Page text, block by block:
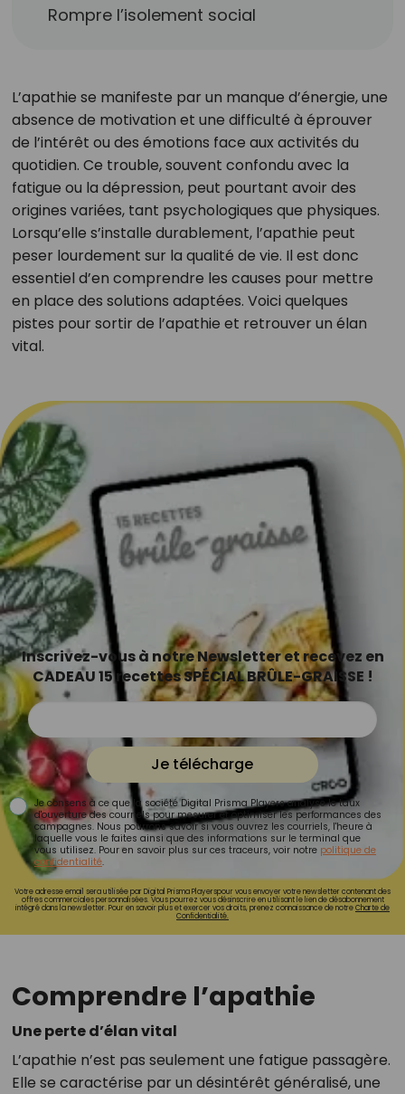
Rompre l’isolement social
L’apathie se manifeste par un manque d’énergie, une
absence de motivation et une difficulté à éprouver
de l’intérêt ou des émotions face aux activités du
quotidien. Ce trouble, souvent confondu avec la
fatigue ou la dépression, peut pourtant avoir des
origines variées, tant psychologiques que physiques.
Lorsqu’elle s’installe durablement, l’apathie peut
peser lourdement sur la qualité de vie. Il est donc
essentiel d’en comprendre les causes pour mettre
en place des solutions adaptées. Voici quelques
pistes pour sortir de l’apathie et retrouver un élan
vital.
Inscrivez-vous à notre Newsletter et recevez en
CADEAU 15 recettes SPÉCIAL BRÛLE-GRAISSE !
Je télécharge
Je consens à ce que la société Digital Prisma Players analyse le taux
d'ouverture des courriels pour mesurer et optimiser les performances des
campagnes. Nous pourrons savoir si vous ouvrez les courriels, l'heure à
laquelle vous le faites ainsi que des informations sur le terminal que
vous utilisez. Pour en savoir plus sur ces traceurs, voir notre politique de
confidentialité.
Votre adresse email sera utilisée par Digital Prisma Playerspour vous envoyer votre newsletter contenant des
offres commerciales personnalisées. Vous pourrez vous désinscrire en utilisant le lien de désabonnement
intégré dans la newsletter. Pour en savoir plus et exercer vos droits, prenez connaissance de notreCharte de
Confidentialité.
Comprendre l’apathie
Une perte d’élan vital
L’apathie n’est pas seulement une fatigue passagère.
Elle se caractérise par un désintérêt généralisé, une